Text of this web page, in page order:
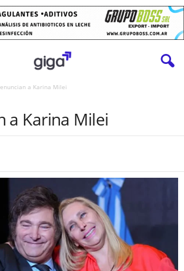
a Karina Milei
a Karina Milei